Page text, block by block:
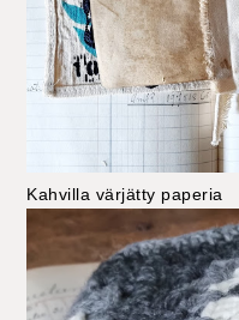
Kahvilla värjätty paperia